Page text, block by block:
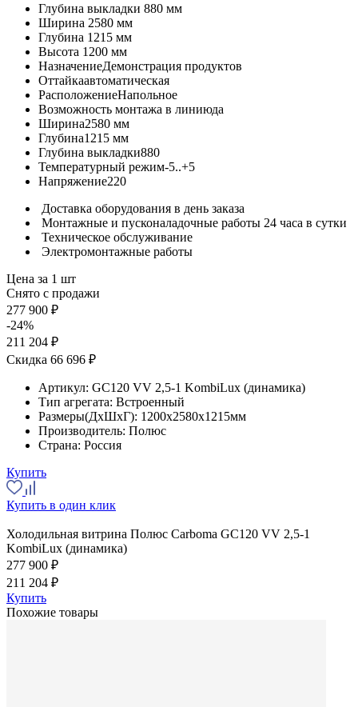
Глубина выкладки 880 мм
Ширина 2580 мм
Глубина 1215 мм
Высота 1200 мм
НазначениеДемонстрация продуктов
Оттайкаавтоматическая
РасположениеНапольное
Возможность монтажа в линиюда
Ширина2580 мм
Глубина1215 мм
Глубина выкладки880
Температурный режим-5..+5
Напряжение220
Доставка оборудования в день заказа
Монтажные и пусконаладочные работы 24 часа в сутки
Техническое обслуживание
Электромонтажные работы
Цена за 1 шт
Снято с продажи
277 900 ₽
-24%
211 204 ₽
Скидка 66 696 ₽
Артикул: GC120 VV 2,5-1 KombiLux (динамика)
Тип агрегата: Встроенный
Размеры(ДхШхГ): 1200x2580x1215мм
Производитель: Полюс
Страна: Россия
Купить
Купить в один клик
Холодильная витрина Полюс Carboma GC120 VV 2,5-1
KombiLux (динамика)
277 900 ₽
211 204 ₽
Купить
Похожие товары